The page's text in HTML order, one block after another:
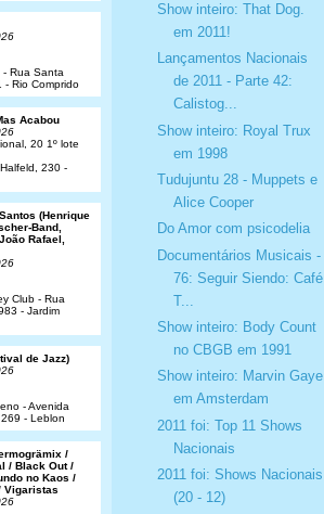
Show inteiro: That Dog.
em 2011!
Lançamentos Nacionais
de 2011 - Parte 42:
Calistog...
Show inteiro: Royal Trux
em 1998
Tudujuntu 28 - Muppets e
Alice Cooper
Do Amor com psicodelia
Documentários Musicais -
76: Seguir Siendo: Café
T...
Show inteiro: Body Count
no CBGB em 1991
Show inteiro: Marvin Gaye
em Amsterdam
2011 foi: Top 11 Shows
Nacionais
2011 foi: Shows Nacionais
(20 - 12)
- Rua Santa
- Rio Comprido
Acabou
20 1º lote
230 -
(Henrique
Band,
Rafael,
Club - Rua
- Jardim
de Jazz)
- Avenida
- Leblon
/
/ Black Out /
no Kaos /
Vigaristas